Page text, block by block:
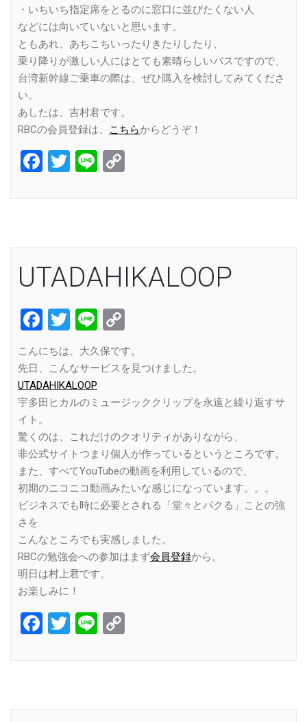
・いちいち指定席をとるのに窓口に並びたくない人
などには向いていないと思います。
ともあれ、あちこちいったりきたりしたり、
乗り降りが激しい人にはとても素晴らしいパスですので、
台湾新幹線ご乗車の際は、ぜひ購入を検討してみてくださ
い。
あしたは、吉村君です。
RBCの会員登録は、
こちらからどうぞ！
Facebook
Twitter
Line
UTADAHIKALOOP
Facebook
Twitter
Line
Link
こんにちは、大久保です。
先日、こんなサービスを見つけました。
UTADAHIKALOOP
宇多田ヒカルのミュージッククリップを永遠と繰り返すサ
イト。
驚くのは、これだけのクオリティがありながら、
非公式サイトつまり個人が作っているというところです。
また、すべてYouTubeの動画を利用しているので、
初期のニコニコ動画みたいな感じになっています。。。
ビジネスでも時に必要とされる「堂々とパクる」ことの強
さを
こんなところでも実感しました。
RBCの勉強会への参加はまず会員登録から。
明日は村上君です。
お楽しみに！
Facebook
Twitter
Line